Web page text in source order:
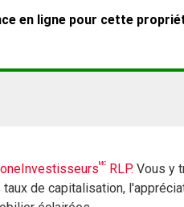
MC RLP. Vous y
de capitalisation,